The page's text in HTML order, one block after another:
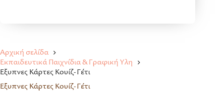
Αρχική σελίδα
Εκπαιδευτικά Παιχνίδια & Γραφική Ύλη
Έξυπνες Κάρτες Κουίζ- Γέτι
Έξυπνες Κάρτες Κουίζ- Γέτι